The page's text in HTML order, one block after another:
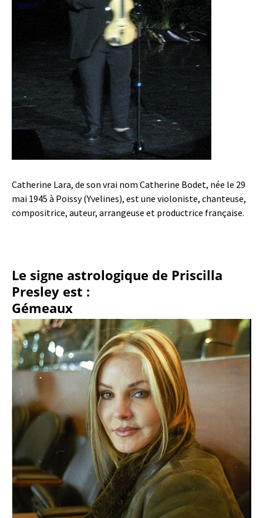
Catherine Lara, de son vrai nom Catherine Bodet, née le 29
mai 1945 à Poissy (Yvelines), est une violoniste, chanteuse,
compositrice, auteur, arrangeuse et productrice française.
Le signe astrologique de Priscilla
Presley est :
Gémeaux